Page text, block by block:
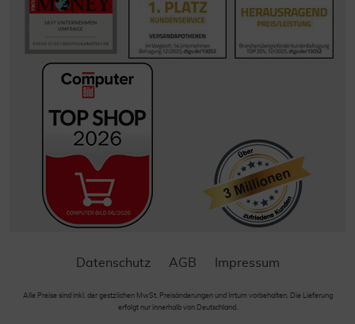
Datenschutz AGB Impressum
Alle Preise sind inkl. der gestzlichen MwSt. Preisänderungen und Irrtum vorbehalten. Die Lieferung
erfolgt nur innerhalb von Deutschland.